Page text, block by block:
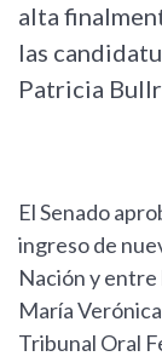
alta
las
Patricia
El Senado
ingreso de
Nación y entre
María
Tribunal Oral